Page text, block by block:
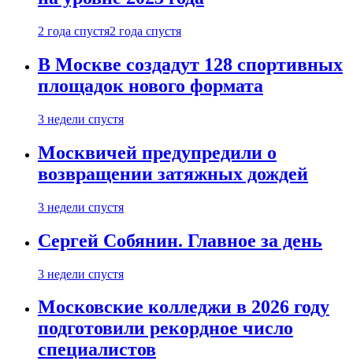
2 года спустя2 года спустя
В Москве создадут 128 спортивных
площадок нового формата
3 недели спустя
Москвичей предупредили о
возвращении затяжных дождей
3 недели спустя
Сергей Собянин. Главное за день
3 недели спустя
Московские колледжи в 2026 году
подготовили рекордное число
специалистов